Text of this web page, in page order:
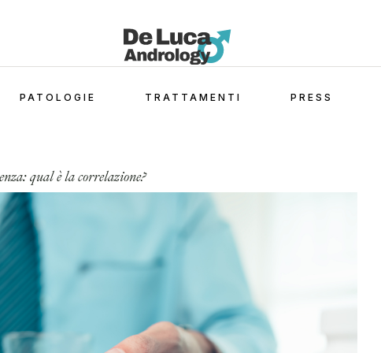
PATOLOGIE TRATTAMENTI PRESS
qual è la correlazione?